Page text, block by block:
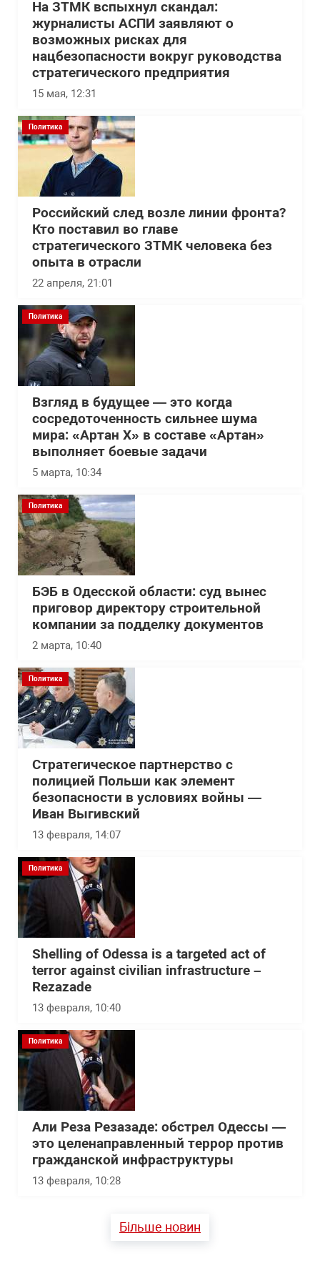
На ЗТМК вспыхнул скандал:
журналисты АСПИ заявляют о
возможных рисках для
нацбезопасности вокруг руководства
стратегического предприятия
15 мая, 12:31
Политика
Российский след возле линии фронта?
Кто поставил во главе
стратегического ЗТМК человека без
опыта в отрасли
22 апреля, 21:01
Политика
Взгляд в будущее — это когда
сосредоточенность сильнее шума
мира: «Артан Х» в составе «Артан»
выполняет боевые задачи
5 марта, 10:34
Политика
БЭБ в Одесской области: суд вынес
приговор директору строительной
компании за подделку документов
2 марта, 10:40
Политика
Стратегическое партнерство с
полицией Польши как элемент
безопасности в условиях войны —
Иван Выгивский
13 февраля, 14:07
Политика
Shelling of Odessa is a targeted act of
terror against civilian infrastructure –
Rezazade
13 февраля, 10:40
Политика
Али Реза Резазаде: обстрел Одессы —
это целенаправленный террор против
гражданской инфраструктуры
13 февраля, 10:28
Більше новин